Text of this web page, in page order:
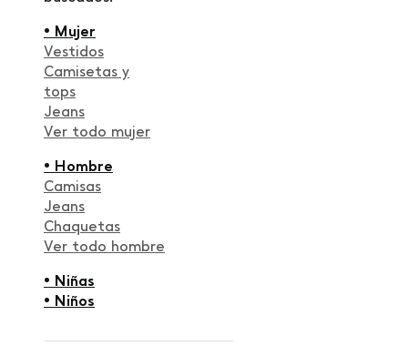
• Mujer
Vestidos
Camisetas y
tops
Jeans
Ver todo mujer
• Hombre
Camisas
Jeans
Chaquetas
Ver todo hombre
• Niñas
• Niños